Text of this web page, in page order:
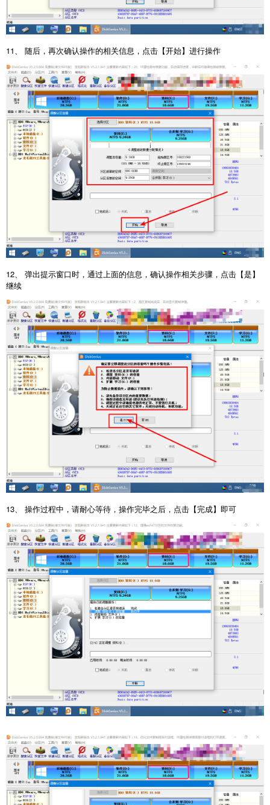
11、 随后，再次确认操作的相关信息，点击【开始】进行操作
12、 弹出提示窗口时，通过上面的信息，确认操作相关步骤，点击【是】
继续
13、 操作过程中，请耐心等待，操作完毕之后，点击【完成】即可